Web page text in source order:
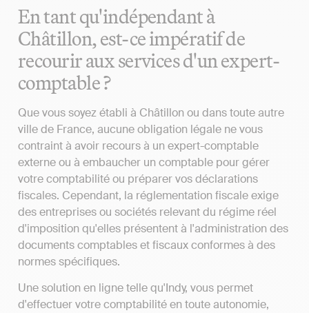
En tant qu'indépendant à
Châtillon, est-ce impératif de
recourir aux services d'un expert-
comptable ?
Que vous soyez établi à Châtillon ou dans toute autre
ville de France, aucune obligation légale ne vous
contraint à avoir recours à un expert-comptable
externe ou à embaucher un comptable pour gérer
votre comptabilité ou préparer vos déclarations
fiscales. Cependant, la réglementation fiscale exige
des entreprises ou sociétés relevant du régime réel
d'imposition qu'elles présentent à l'administration des
documents comptables et fiscaux conformes à des
normes spécifiques.
Une solution en ligne telle qu'Indy, vous permet
d'effectuer votre comptabilité en toute autonomie,